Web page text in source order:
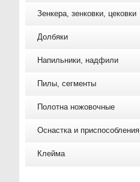
Зенкера, зенковки, цековки
Долбяки
Напильники, надфили
Пилы, сегменты
Полотна ножовочные
Оснастка и приспособления
Клейма